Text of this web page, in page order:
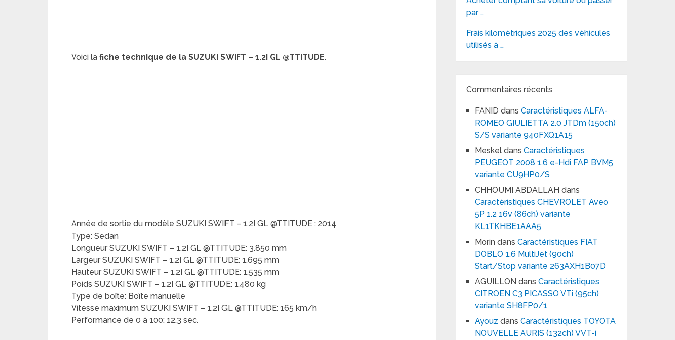
Voici la fiche technique de la SUZUKI SWIFT – 1.2I GL @TTITUDE.
Année de sortie du modèle SUZUKI SWIFT – 1.2I GL @TTITUDE : 2014
Type: Sedan
Longueur SUZUKI SWIFT – 1.2I GL @TTITUDE: 3.850 mm
Largeur SUZUKI SWIFT – 1.2I GL @TTITUDE: 1.695 mm
Hauteur SUZUKI SWIFT – 1.2I GL @TTITUDE: 1.535 mm
Poids SUZUKI SWIFT – 1.2I GL @TTITUDE: 1.480 kg
Type de boîte: Boîte manuelle
Vitesse maximum SUZUKI SWIFT – 1.2I GL @TTITUDE: 165 km/h
Performance de 0 à 100: 12.3 sec.
par …
Frais kilométriques 2025 des véhicules
utilisés à …
Commentaires récents
FANID dansCaractéristiques ALFA-
ROMEO GIULIETTA 2.0 JTDm (150ch)
S/S variante 940FXQ1A15
Meskel dansCaractéristiques
PEUGEOT 2008 1.6 e-Hdi FAP BVM5
variante CU9HP0/S
CHHOUMI ABDALLAH dans
Caractéristiques CHEVROLET Aveo
5P 1.2 16v (86ch) variante
KL1TKHBE1AAA5
Morin dansCaractéristiques FIAT
DOBLO 1.6 MultiJet (90ch)
Start/Stop variante 263AXH1B07D
AGUILLON dansCaractéristiques
CITROEN C3 PICASSO VTi (95ch)
variante SH8FP0/1
Ayouz dansCaractéristiques TOYOTA
NOUVELLE AURIS (132ch) VVT-i